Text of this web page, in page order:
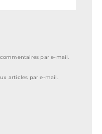
par e-mail.
articles par e-mail.